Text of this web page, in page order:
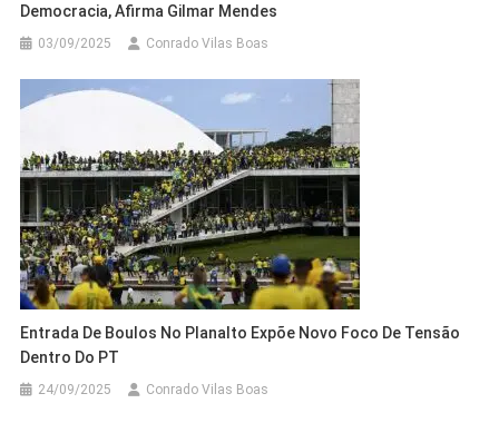
Democracia, Afirma Gilmar Mendes
03/09/2025 Conrado Vilas Boas
Entrada De Boulos No Planalto Expõe Novo Foco De Tensão
Dentro Do PT
24/09/2025 Conrado Vilas Boas